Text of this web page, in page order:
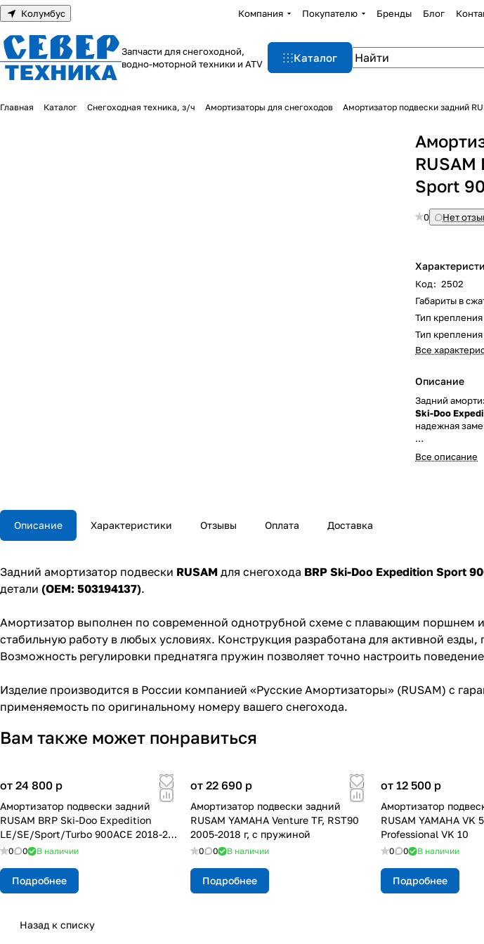
Колумбус Компания Покупателю Бренды Блог
Запчасти для снегоходной,
водно-моторной техники и ATV
Каталог
Главная Каталог Снегоходная техника, з/ч Амортизаторы для снегоходов Амортизатор подвески задний
RUSAM
Sport
0 Нет
Код: 2502
Габариты в
Тип
Тип
Все
Описание
Задний
Ski-Doo
надежная
Амортизатор
с плавающим
Все описание
Описание Характеристики Отзывы Оплата Доставка
Задний амортизатор подвески RUSAM для снегохода BRP Ski-Doo Expedition Sport
детали (OEM: 503194137).
Амортизатор выполнен по современной однотрубной схеме с плавающим поршнем
стабильную работу в любых условиях. Конструкция разработана для активной
Возможность регулировки преднатяга пружин позволяет точно настроить
Изделие производится в России компанией «Русские Амортизаторы» (RUSAM) с
применяемость по оригинальному номеру вашего снегохода.
Вам также может понравиться
от 24 800 p
Амортизатор подвески задний
RUSAM BRP Ski-Doo Expedition
LE/SE/Sport/Turbo 900ACE 2018-23 г.
центр.
0 0 В наличии
Подробнее
от 22 690 p
Амортизатор подвески задний
RUSAM YAMAHA Venture TF, RST90
2005-2018 г, с пружиной
0 0 В наличии
Подробнее
от 12 500 p
Амортизатор
RUSAM YAMAHA VK
Professional VK 10
0 0 В наличии
Подробнее
Назад к списку